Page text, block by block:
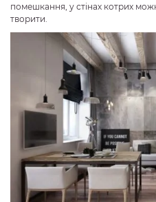
помешкання, у стінах котрих
творити.